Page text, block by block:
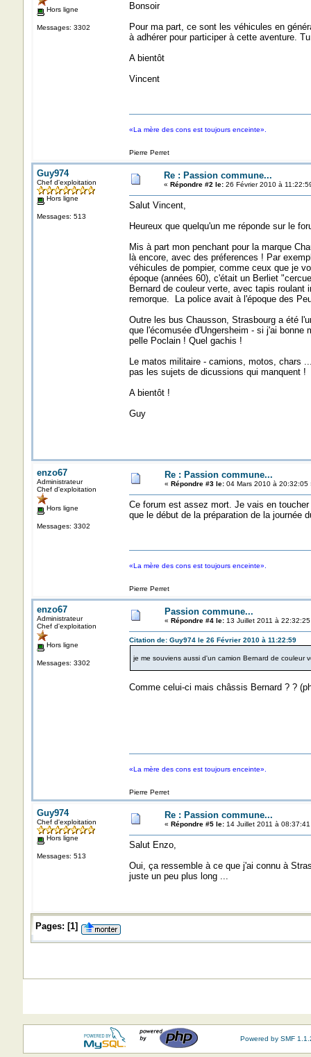
Hors ligne
Messages: 3302
Bonsoir
Pour ma part, ce sont les véhicules en
à adhérer pour participer à cette aventure.
A bientôt
Vincent
«La mère des cons est toujours enceinte».
Pierre Perret
Guy974
Chef d'exploitation
Hors ligne
Messages: 513
Re : Passion commune...
« Répondre #2 le:26 Février 2010 à
Salut Vincent,
Heureux que quelqu'un me réponde sur le
Mis à part mon penchant pour la marque
là encore, avec des préferences ! Par
véhicules de pompier, comme ceux que je
époque (années 60), c'était un Berliet
Bernard de couleur verte, avec tapis
remorque. La police avait à l'époque des
Outre les bus Chausson, Strasbourg a été
que l'écomusée d'Ungersheim - si j'ai
pelle Poclain ! Quel gachis !
Le matos militaire - camions, motos, chars
pas les sujets de dicussions qui manquent !
A bientôt !
Guy
enzo67
Administrateur
Chef d'exploitation
Hors ligne
Messages: 3302
Re : Passion commune...
« Répondre #3 le:04 Mars 2010 à 20:32:05
Ce forum est assez mort. Je vais en
que le début de la préparation de la journée
«La mère des cons est toujours enceinte».
Pierre Perret
enzo67
Administrateur
Chef d'exploitation
Hors ligne
Messages: 3302
Passion commune...
« Répondre #4 le:13 Juillet 2011 à 22:32:25
Citation de: Guy974 le 26 Février 2010 à 11:22:59
je me souviens aussi d'un camion Bernard de couleur
Comme celui-ci mais châssis Bernard ? ?
«La mère des cons est toujours enceinte».
Pierre Perret
Guy974
Chef d'exploitation
Hors ligne
Messages: 513
Re : Passion commune...
« Répondre #5 le:14 Juillet 2011 à 08:37:41
Salut Enzo,
Oui, ça ressemble à ce que j'ai connu à
juste un peu plus long ...
Pages: [1]
Powered by SMF